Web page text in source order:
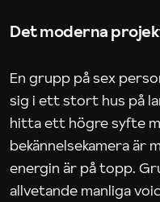
Det moderna
En grupp på sex
sig i ett stort hus på
hitta ett högre syfte
bekännelsekamera är
energin är på topp.
allvetande manliga